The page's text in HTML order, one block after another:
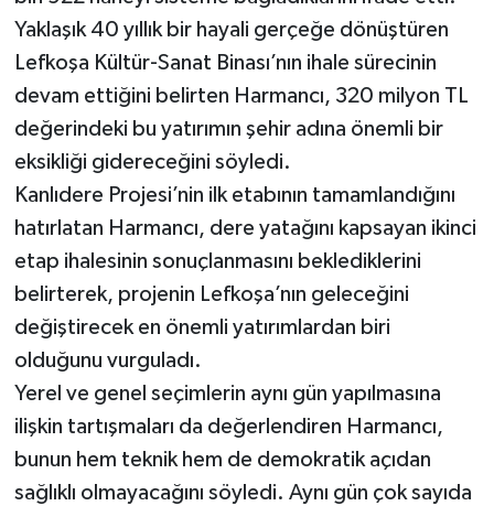
Yaklaşık 40 yıllık bir hayali gerçeğe dönüştüren
Lefkoşa Kültür-Sanat Binası’nın ihale sürecinin
devam ettiğini belirten Harmancı, 320 milyon TL
değerindeki bu yatırımın şehir adına önemli bir
eksikliği gidereceğini söyledi.
Kanlıdere Projesi’nin ilk etabının tamamlandığını
hatırlatan Harmancı, dere yatağını kapsayan ikinci
etap ihalesinin sonuçlanmasını beklediklerini
belirterek, projenin Lefkoşa’nın geleceğini
değiştirecek en önemli yatırımlardan biri
olduğunu vurguladı.
Yerel ve genel seçimlerin aynı gün yapılmasına
ilişkin tartışmaları da değerlendiren Harmancı,
bunun hem teknik hem de demokratik açıdan
sağlıklı olmayacağını söyledi. Aynı gün çok sayıda